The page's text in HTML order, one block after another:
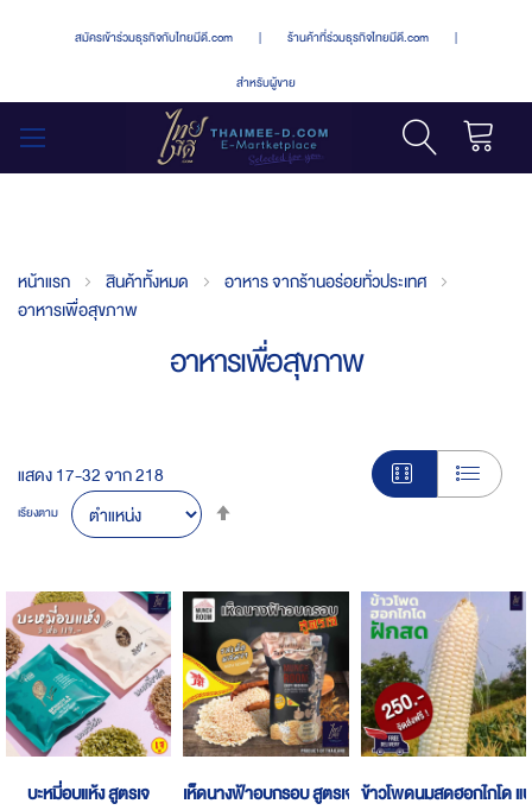
สมัครเข้าร่วมธุรกิจกับไทยมีดี.com | ร้านค้าที่ร่วมธุรกิจไทยมีดี.com |
สำหรับผู้ขาย
หน้าแรก สินค้าทั้งหมด
อาหาร จากร้านอร่อยทั่วประเทศ
อาหารเพื่อสุขภาพ
อาหารเพื่อสุขภาพ
แสดง17-32จาก218
เรียงตาม
Direction
บะหมี่อบแห้ง สูตรเจ
เห็ดนางฟ้าอบกรอบ สูตรเจ ข้าวโพดนมสดฮอกไกโด แ